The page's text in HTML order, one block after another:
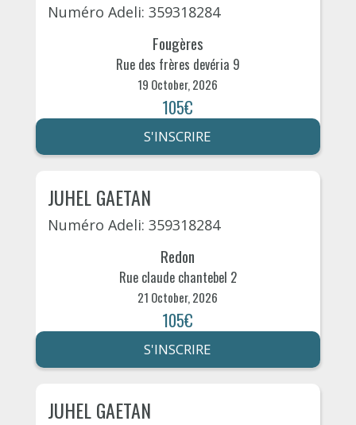
Numéro Adeli: 359318284
Fougères
Rue des frères devéria 9
19 October, 2026
105€
S'INSCRIRE
JUHEL GAETAN
Numéro Adeli: 359318284
Redon
Rue claude chantebel 2
21 October, 2026
105€
S'INSCRIRE
JUHEL GAETAN